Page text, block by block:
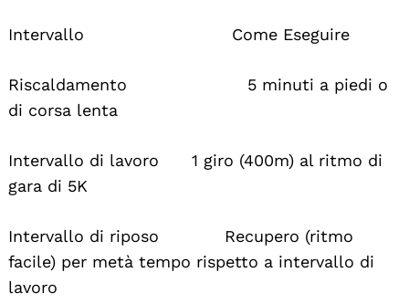
Intervallo Come Eseguire
Riscaldamento 5 minuti a piedi o
di corsa lenta
Intervallo di lavoro 1 giro (400m) al ritmo di
gara di 5K
Intervallo di riposo Recupero (ritmo
facile) per metà tempo rispetto a intervallo di
lavoro